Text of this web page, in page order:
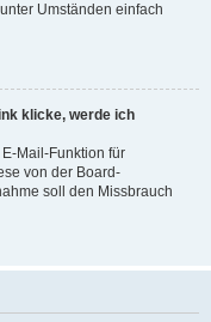
Umständen einfach
klicke, werde ich
Mail-Funktion für
von der Board-
soll den Missbrauch